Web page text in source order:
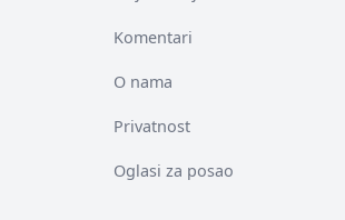
Komentari
O nama
Privatnost
Oglasi za posao